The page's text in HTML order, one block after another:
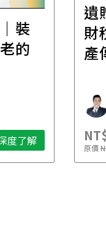
裝
的
度了解
遺
財
產
原價